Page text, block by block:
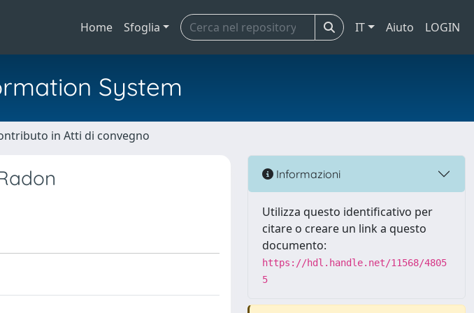
Home Sfoglia IT Aiuto LOGIN
System
in Atti di convegno
Informazioni
Utilizza questo identificativo per
citare o creare un link a questo
documento:
https://hdl.handle.net/11568/4805
5